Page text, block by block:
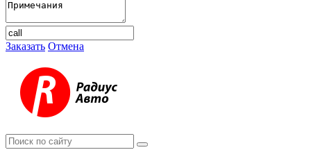
Заказать Отмена